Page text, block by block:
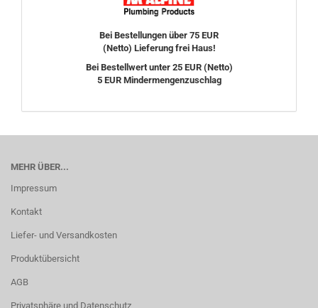
Bei Bestellungen über 75 EUR
(Netto) Lieferung frei Haus!
Bei Bestellwert unter 25 EUR (Netto)
5 EUR Mindermengenzuschlag
MEHR ÜBER...
Impressum
Kontakt
Liefer- und Versandkosten
Produktübersicht
AGB
Privatsphäre und Datenschutz